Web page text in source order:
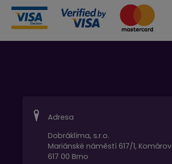
Adresa
Dobráklíma, s.r.o.
Mariánské náměstí 617/1, Komárov
617 00 Brno